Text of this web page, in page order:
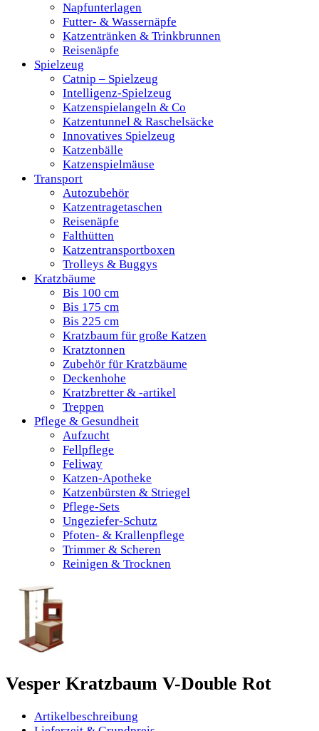
Napfunterlagen
Futter- & Wassernäpfe
Katzentränken & Trinkbrunnen
Reisenäpfe
Spielzeug
Catnip – Spielzeug
Intelligenz-Spielzeug
Katzenspielangeln & Co
Katzentunnel & Raschelsäcke
Innovatives Spielzeug
Katzenbälle
Katzenspielmäuse
Transport
Autozubehör
Katzentragetaschen
Reisenäpfe
Falthütten
Katzentransportboxen
Trolleys & Buggys
Kratzbäume
Bis 100 cm
Bis 175 cm
Bis 225 cm
Kratzbaum für große Katzen
Kratztonnen
Zubehör für Kratzbäume
Deckenhohe
Kratzbretter & -artikel
Treppen
Pflege & Gesundheit
Aufzucht
Fellpflege
Feliway
Katzen-Apotheke
Katzenbürsten & Striegel
Pflege-Sets
Ungeziefer-Schutz
Pfoten- & Krallenpflege
Trimmer & Scheren
Reinigen & Trocknen
Vesper Kratzbaum V-Double Rot
Artikelbeschreibung